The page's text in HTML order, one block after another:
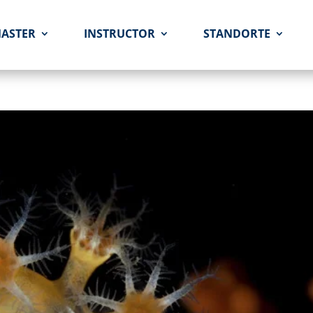
INSTRUCTOR STANDORTE